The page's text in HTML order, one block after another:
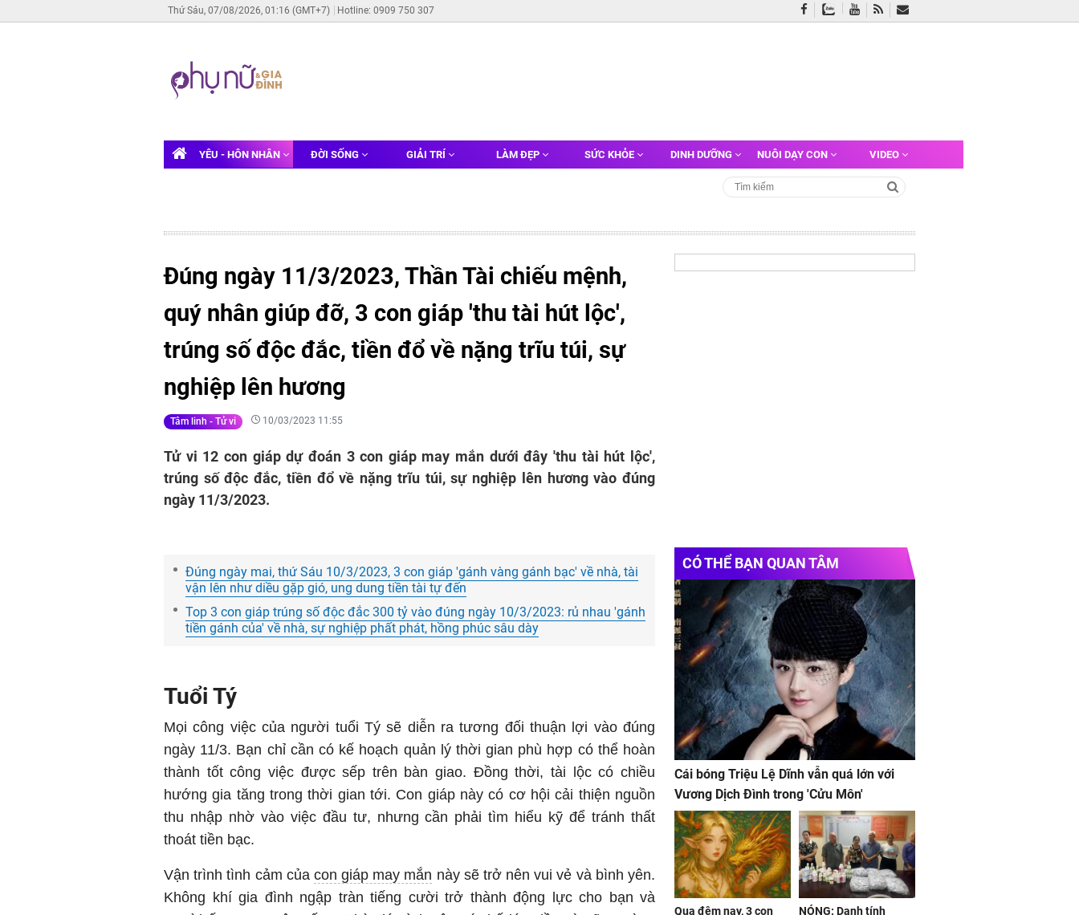
Thứ Sáu, 07/08/2026, 01:16 (GMT+7) Hotline: 0909 750 307
YÊU - HÔN NHÂN ĐỜI SỐNG GIẢI TRÍ LÀM ĐẸP SỨC KHỎE DINH DƯỠNG NUÔI DẠY CON VIDEO
Đúng ngày 11/3/2023, Thần Tài chiếu mệnh,
quý nhân giúp đỡ, 3 con giáp 'thu tài hút lộc',
trúng số độc đắc, tiền đổ về nặng trĩu túi, sự
nghiệp lên hương
Tâm linh - Tử vi 10/03/2023 11:55
Tử vi 12 con giáp dự đoán 3 con giáp may mắn dưới đây 'thu tài hút lộc',
trúng số độc đắc, tiền đổ về nặng trĩu túi, sự nghiệp lên hương vào đúng
ngày 11/3/2023.
Đúng ngày mai, thứ Sáu 10/3/2023, 3 con giáp 'gánh vàng gánh bạc' về nhà, tài
vận lên như diều gặp gió, ung dung tiền tài tự đến
Top 3 con giáp trúng số độc đắc 300 tỷ vào đúng ngày 10/3/2023: rủ nhau 'gánh
tiền gánh của' về nhà, sự nghiệp phất phát, hồng phúc sâu dày
Tuổi Tý
Mọi công việc của người tuổi Tý sẽ diễn ra tương đối thuận lợi vào đúng
ngày 11/3. Bạn chỉ cần có kế hoạch quản lý thời gian phù hợp có thể hoàn
thành tốt công việc được sếp trên bàn giao. Đồng thời, tài lộc có chiều
hướng gia tăng trong thời gian tới. Con giáp này có cơ hội cải thiện nguồn
thu nhập nhờ vào việc đầu tư, nhưng cần phải tìm hiểu kỹ để tránh thất
thoát tiền bạc.
Vận trình tình cảm của con giáp may mắn này sẽ trở nên vui vẻ và bình yên.
Không khí gia đình ngập tràn tiếng cười trở thành động lực cho bạn và
CÓ THỂ BẠN QUAN TÂM
Cái bóng Triệu Lệ Dĩnh vẫn quá lớn với
Vương Dịch Đình trong 'Cửu Môn'
Qua đêm nay, 3 con
NÓNG: Danh tính